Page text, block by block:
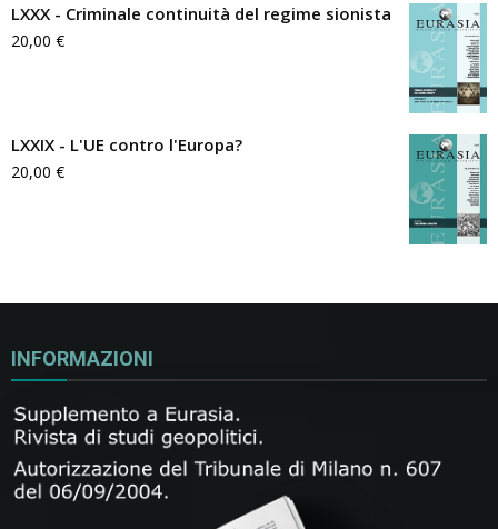
LXXX - Criminale continuità del regime sionista
20,00 €
LXXIX - L'UE contro l'Europa?
20,00 €
INFORMAZIONI